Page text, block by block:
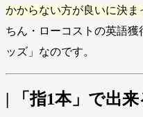
かからない方が良いに決ま
ちん・ローコストの英語
ッズ」なのです。
| 「指1本」で出